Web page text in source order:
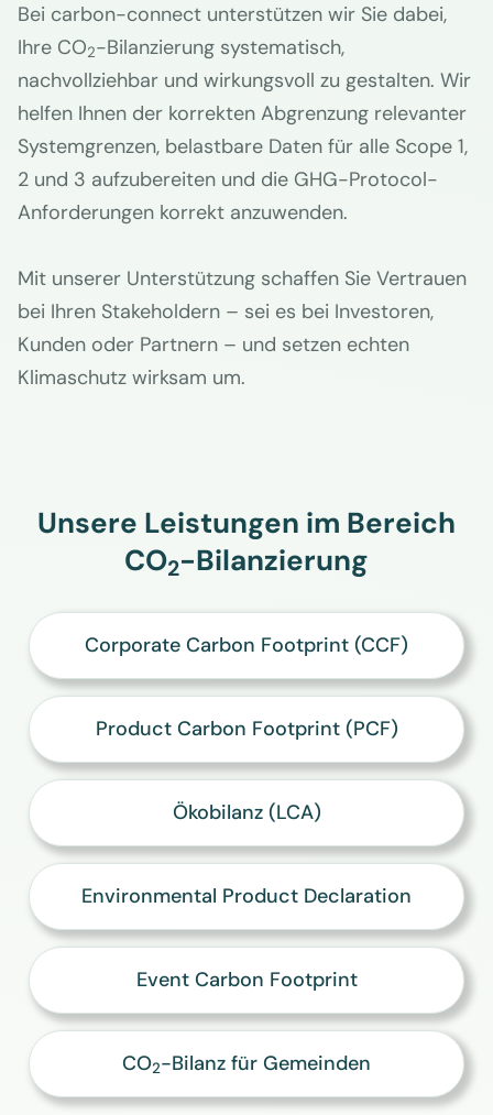
Bei carbon-connect unterstützen wir Sie dabei,
Ihre CO2-Bilanzierung systematisch,
nachvollziehbar und wirkungsvoll zu gestalten. Wir
helfen Ihnen der korrekten Abgrenzung relevanter
Systemgrenzen, belastbare Daten für alle Scope 1,
2 und 3 aufzubereiten und die GHG-Protocol-
Anforderungen korrekt anzuwenden.
Mit unserer Unterstützung schaffen Sie Vertrauen
bei Ihren Stakeholdern – sei es bei Investoren,
Kunden oder Partnern – und setzen echten
Klimaschutz wirksam um.
Unsere Leistungen im Bereich
CO2-Bilanzierung
Corporate Carbon Footprint (CCF)
Product Carbon Footprint (PCF)
Ökobilanz (LCA)
Environmental Product Declaration
Event Carbon Footprint
CO2-Bilanz für Gemeinden